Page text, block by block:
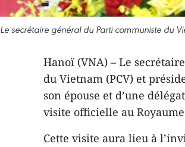
Le secrétaire général du Parti communiste du
Hanoï (VNA) – Le
du Vietnam (PCV) et
son épouse et d’une
visite officielle au
Cette visite aura lieu à